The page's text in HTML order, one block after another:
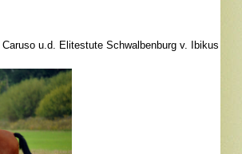
u.d. Elitestute Schwalbenburg v. Ibikus